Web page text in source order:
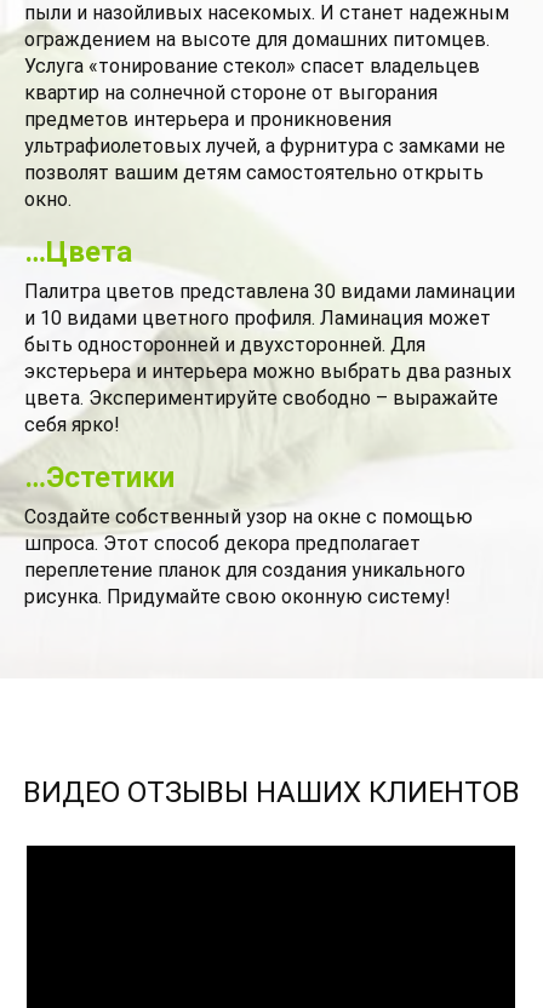
пыли и назойливых насекомых. И станет надежным
ограждением на высоте для домашних питомцев.
Услуга «тонирование стекол» спасет владельцев
квартир на солнечной стороне от выгорания
предметов интерьера и проникновения
ультрафиолетовых лучей, а фурнитура с замками не
позволят вашим детям самостоятельно открыть
окно.
…Цвета
Палитра цветов представлена 30 видами ламинации
и 10 видами цветного профиля. Ламинация может
быть односторонней и двухсторонней. Для
экстерьера и интерьера можно выбрать два разных
цвета. Экспериментируйте свободно – выражайте
себя ярко!
…Эстетики
Создайте собственный узор на окне с помощью
шпроса. Этот способ декора предполагает
переплетение планок для создания уникального
рисунка. Придумайте свою оконную систему!
ВИДЕО ОТЗЫВЫ НАШИХ КЛИЕНТОВ